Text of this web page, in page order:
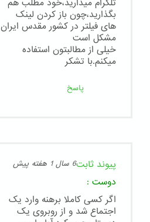
بگذارید،چون باز کردن لینک
های فیلتر در کشور مقدس ایران
مشکل است
خیلی از مطالبتون استفاده
میکنم.با تشکر
پاسخ
پیوند ثابت6 سال 1 هفته پیش
دوست :
اگر کسی کاملا برهنه وارد یک
اجتماع شد و از روبروی یک